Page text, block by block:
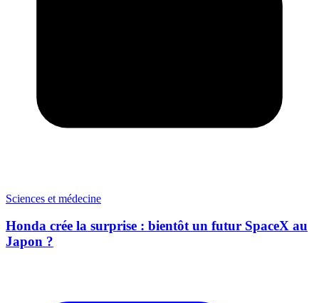
Sciences et médecine
Honda crée la surprise : bientôt un futur SpaceX au
Japon ?